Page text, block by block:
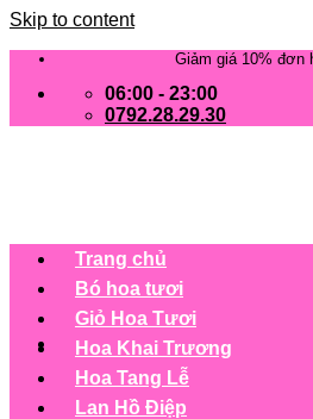
Skip to content
Giảm giá 10% đơn
06:00 - 23:00
0792.28.29.30
Trang chủ
Bó hoa tươi
Giỏ Hoa Tươi
Hoa Khai Trương
Hoa Tang Lễ
Lan Hồ Điệp